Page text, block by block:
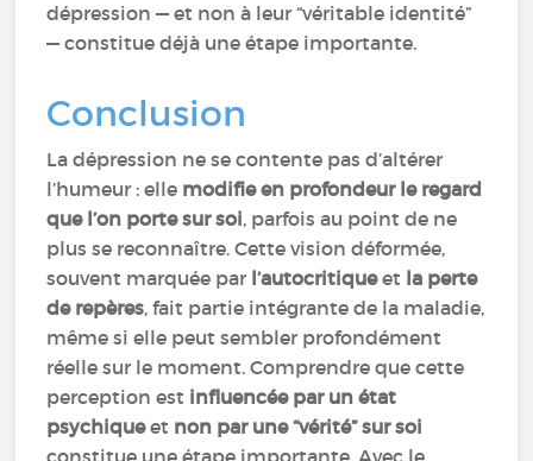
dépression — et non à leur “véritable identité”
— constitue déjà une étape importante.
Conclusion
La dépression ne se contente pas d’altérer
l’humeur : elle modifie en profondeur le regard
que l’on porte sur soi, parfois au point de ne
plus se reconnaître. Cette vision déformée,
souvent marquée par l’autocritiqueet la perte
de repères, fait partie intégrante de la maladie,
même si elle peut sembler profondément
réelle sur le moment. Comprendre que cette
perception est influencée par un état
psychiqueet non par une “vérité” sur soi
constitue une étape importante. Avec le